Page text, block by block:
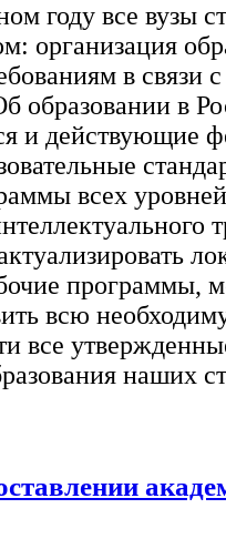
году все вузы
организация
в связи
образовании в
и действующие
всех
программы,
всю
все
наших